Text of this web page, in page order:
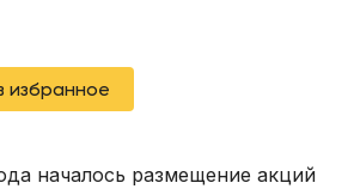
избранное
началось размещение акций